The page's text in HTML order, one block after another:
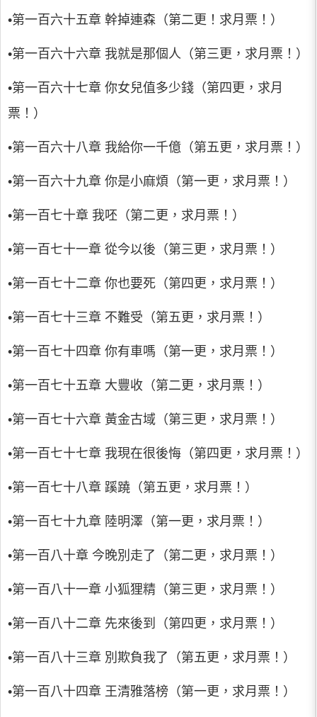
•第一百六十五章 幹掉連森（第二更！求月票！）
•第一百六十六章 我就是那個人（第三更，求月票！）
•第一百六十七章 你女兒值多少錢（第四更，求月
票！）
•第一百六十八章 我給你一千億（第五更，求月票！）
•第一百六十九章 你是小麻煩（第一更，求月票！）
•第一百七十章 我呸（第二更，求月票！）
•第一百七十一章 從今以後（第三更，求月票！）
•第一百七十二章 你也要死（第四更，求月票！）
•第一百七十三章 不難受（第五更，求月票！）
•第一百七十四章 你有車嗎（第一更，求月票！）
•第一百七十五章 大豐收（第二更，求月票！）
•第一百七十六章 黃金古域（第三更，求月票！）
•第一百七十七章 我現在很後悔（第四更，求月票！）
•第一百七十八章 蹊蹺（第五更，求月票！）
•第一百七十九章 陸明澤（第一更，求月票！）
•第一百八十章 今晚別走了（第二更，求月票！）
•第一百八十一章 小狐狸精（第三更，求月票！）
•第一百八十二章 先來後到（第四更，求月票！）
•第一百八十三章 別欺負我了（第五更，求月票！）
•第一百八十四章 王清雅落榜（第一更，求月票！）